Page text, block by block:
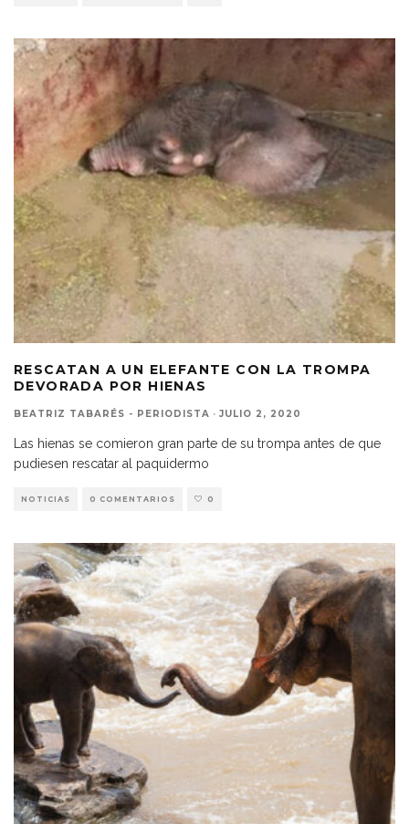
RESCATAN A UN ELEFANTE CON LA TROMPA
DEVORADA POR HIENAS
BEATRIZ TABARÉS - PERIODISTA · JULIO 2, 2020
Las hienas se comieron gran parte de su trompa antes de que
pudiesen rescatar al paquidermo
NOTICIAS 0 COMENTARIOS 0